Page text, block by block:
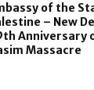
of the
– New
Anniversary
Massacre